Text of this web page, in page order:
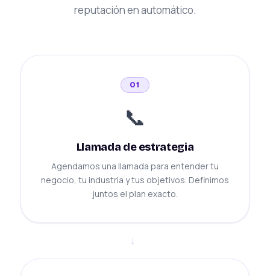
reputación en automático.
01
📞
Llamada de estrategia
Agendamos una llamada para entender tu
negocio, tu industria y tus objetivos. Definimos
juntos el plan exacto.
→